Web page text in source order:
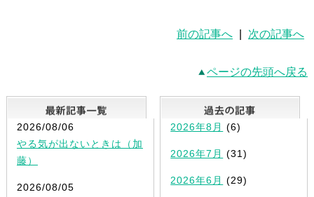
前の記事へ 次の記事へ
ページの先頭へ戻る
最新記事一覧
2026/08/06
やる気が出ないときは（加
藤）
2026/08/05
2026年8月 (6)
2026年7月 (31)
2026年6月 (29)